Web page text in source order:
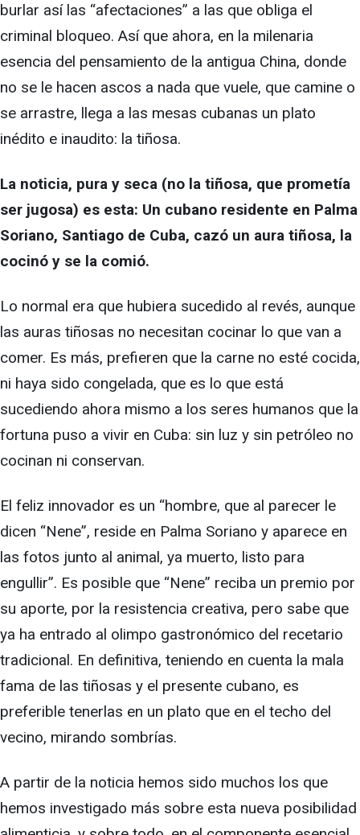
burlar así las “afectaciones” a las que obliga el
criminal bloqueo. Así que ahora, en la milenaria
esencia del pensamiento de la antigua China, donde
no se le hacen ascos a nada que vuele, que camine o
se arrastre, llega a las mesas cubanas un plato
inédito e inaudito: la tiñosa.
La noticia, pura y seca (no la tiñosa, que prometía
ser jugosa) es esta: Un cubano residente en Palma
Soriano, Santiago de Cuba, cazó un aura tiñosa, la
cocinó y se la comió.
Lo normal era que hubiera sucedido al revés, aunque
las auras tiñosas no necesitan cocinar lo que van a
comer. Es más, prefieren que la carne no esté cocida,
ni haya sido congelada, que es lo que está
sucediendo ahora mismo a los seres humanos que la
fortuna puso a vivir en Cuba: sin luz y sin petróleo no
cocinan ni conservan.
El feliz innovador es un “hombre, que al parecer le
dicen “Nene”, reside en Palma Soriano y aparece en
las fotos junto al animal, ya muerto, listo para
engullir”. Es posible que “Nene” reciba un premio por
su aporte, por la resistencia creativa, pero sabe que
ya ha entrado al olimpo gastronómico del recetario
tradicional. En definitiva, teniendo en cuenta la mala
fama de las tiñosas y el presente cubano, es
preferible tenerlas en un plato que en el techo del
vecino, mirando sombrías.
A partir de la noticia hemos sido muchos los que
hemos investigado más sobre esta nueva posibilidad